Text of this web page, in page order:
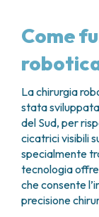
Come
La chirurgia
stata
del Sud, per
cicatrici visibili
specialmente
tecnologia
che consente
precisione